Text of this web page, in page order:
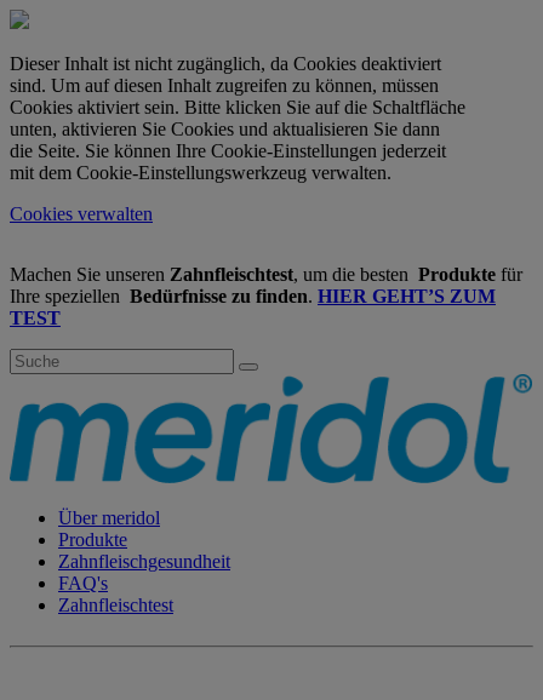
Dieser Inhalt ist nicht zugänglich, da Cookies deaktiviert
sind. Um auf diesen Inhalt zugreifen zu können, müssen
Cookies aktiviert sein. Bitte klicken Sie auf die Schaltfläche
unten, aktivieren Sie Cookies und aktualisieren Sie dann
die Seite. Sie können Ihre Cookie-Einstellungen jederzeit
mit dem Cookie-Einstellungswerkzeug verwalten.
Cookies verwalten
Machen Sie unseren Zahnfleischtest, um die besten Produkte für
Ihre speziellen Bedürfnisse zu finden. HIER GEHT’S ZUM
TEST
Über meridol
Produkte
Zahnfleischgesundheit
FAQ's
Zahnfleischtest